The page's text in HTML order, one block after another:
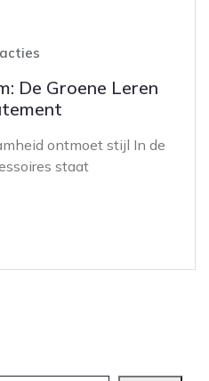
De Groene Leren
ontmoet stijl In de
staat